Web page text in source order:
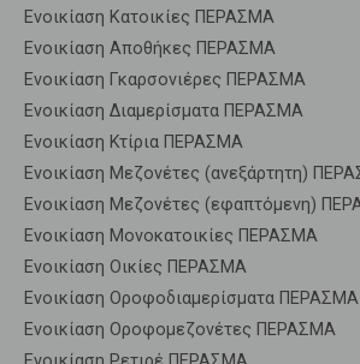
Ενοικίαση Κατοικίες ΠΕΡΑΣΜΑ
Ενοικίαση Αποθήκες ΠΕΡΑΣΜΑ
Ενοικίαση Γκαρσονιέρες ΠΕΡΑΣΜΑ
Ενοικίαση Διαμερίσματα ΠΕΡΑΣΜΑ
Ενοικίαση Κτίρια ΠΕΡΑΣΜΑ
Ενοικίαση Μεζονέτες (ανεξάρτητη)
Ενοικίαση Μεζονέτες (εφαπτόμενη)
Ενοικίαση Μονοκατοικίες ΠΕΡΑΣΜΑ
Ενοικίαση Οικίες ΠΕΡΑΣΜΑ
Ενοικίαση Οροφοδιαμερίσματα ΠΕΡΑΣΜΑ
Ενοικίαση Οροφομεζονέτες ΠΕΡΑΣΜΑ